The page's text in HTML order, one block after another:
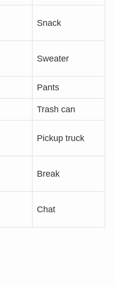
Snack
Sweater
Pants
Trash can
Pickup truck
Break
Chat